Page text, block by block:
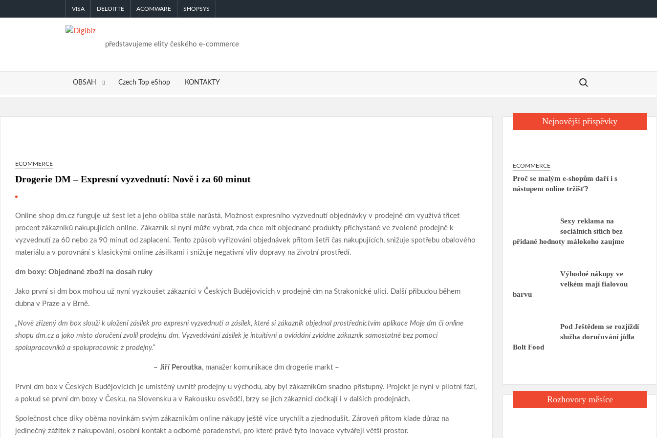
to
VISA DELOITTE ACOMWARE SHOPSYS
představujeme elity českého e-commerce
OBSAH Czech Top eShop KONTAKTY
Search for:
ECOMMERCE
Drogerie DM – Expresní vyzvednutí: Nově i za 60 minut
Online shop dm.cz funguje už šest let a jeho obliba stále narůstá. Možnost expresního vyzvednutí objednávky v prodejně dm využívá třicet
procent zákazníků nakupujících online. Zákazník si nyní může vybrat, zda chce mít objednané produkty přichystané ve zvolené prodejně k
vyzvednutí za 60 nebo za 90 minut od zaplacení. Tento způsob vyřizování objednávek přitom šetří čas nakupujících, snižuje spotřebu obalového
materiálu a v porovnání s klasickými online zásilkami i snižuje negativní vliv dopravy na životní prostředí.
dm boxy: Objednané zboží na dosah ruky
Jako první si dm box mohou už nyní vyzkoušet zákazníci v Českých Budějovicích v prodejně dm na Strakonické ulici. Další přibudou během
dubna v Praze a v Brně.
„Nově zřízený dm box slouží k uložení zásilek pro expresní vyzvednutí a zásilek, které si zákazník objednal prostřednictvím aplikace Moje dm či online
shopu dm.cz a jako místo doručení zvolil prodejnu dm. Vyzvedávání zásilek je intuitivní a ovládání zvládne zákazník samostatně bez pomoci
spolupracovníků a spolupracovnic z prodejny.“
– Jiří Peroutka, manažer komunikace dm drogerie markt –
První dm box v Českých Budějovicích je umístěný uvnitř prodejny u východu, aby byl zákazníkům snadno přístupný. Projekt je nyní v pilotní fázi,
a pokud se první dm boxy v Česku, na Slovensku a v Rakousku osvědčí, brzy se jich zákazníci dočkají i v dalších prodejnách.
Společnost chce díky oběma novinkám svým zákazníkům online nákupy ještě více urychlit a zjednodušit. Zároveň přitom klade důraz na
jedinečný zážitek z nakupování, osobní kontakt a odborné poradenství, pro které právě tyto inovace vytvářejí větší prostor.
Nejnovější příspěvky
ECOMMERCE
Proč se malým e-shopům daří i s
nástupem online tržišť?
Sexy reklama na
sociálních sítích bez
přidané hodnoty málokoho zaujme
Výhodné nákupy ve
velkém mají fialovou
barvu
Pod Ještědem se rozjíždí
služba doručování jídla
Bolt Food
Rozhovory měsíce